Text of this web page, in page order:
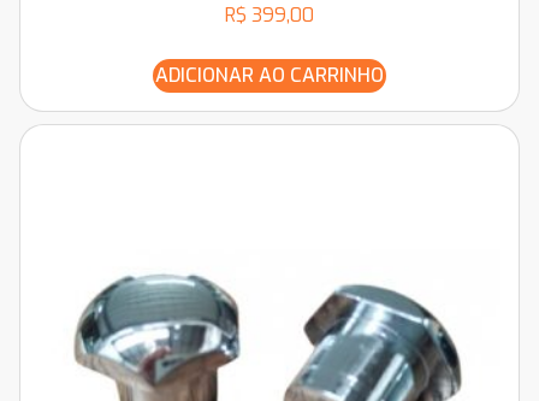
R$ 399,00
ADICIONAR AO CARRINHO